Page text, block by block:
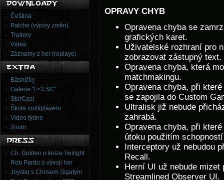
Čeština
Patche (výpisy změn)
Trailery
Videa
Záznamy z her (replaye)
Básničky
Galerie "I <3 SC"
StarCast
Škola multiplayeru
Video týdne
Zoom
Ch. Golden o knize Twilight
Rob Pardo o vývoji her
Joystiq s Chrisem Sigatym
OPRAVY CHYB
Opravena chyba se
grafických karet.
Uživatelské rozhraní pro
zobrazovat zástupný text.
Opravena chyba, která
matchmakingu.
Opravena chyba, při
se zapojila do Custom
Ultralisk již nebude
zahrabá.
Opravena chyba, při
útoku použitím
Interceptory už nebudou
Recall.
Herní UI už nebude
Streamlined Observer UI.